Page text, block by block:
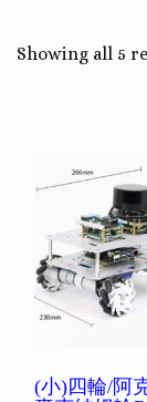
Showing all 5
(小)四輪/阿